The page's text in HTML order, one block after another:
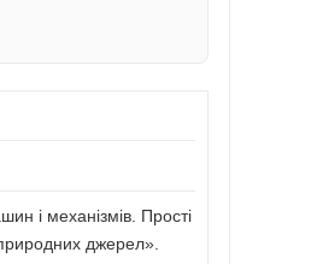
і механізмів. Прості
джерел».